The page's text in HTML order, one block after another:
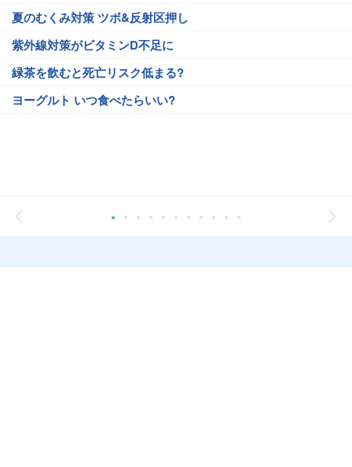
夏のむくみ対策 ツボ&反射区押し
紫外線対策がビタミンD不足に
緑茶を飲むと死亡リスク低まる?
ヨーグルト いつ食べたらいい?